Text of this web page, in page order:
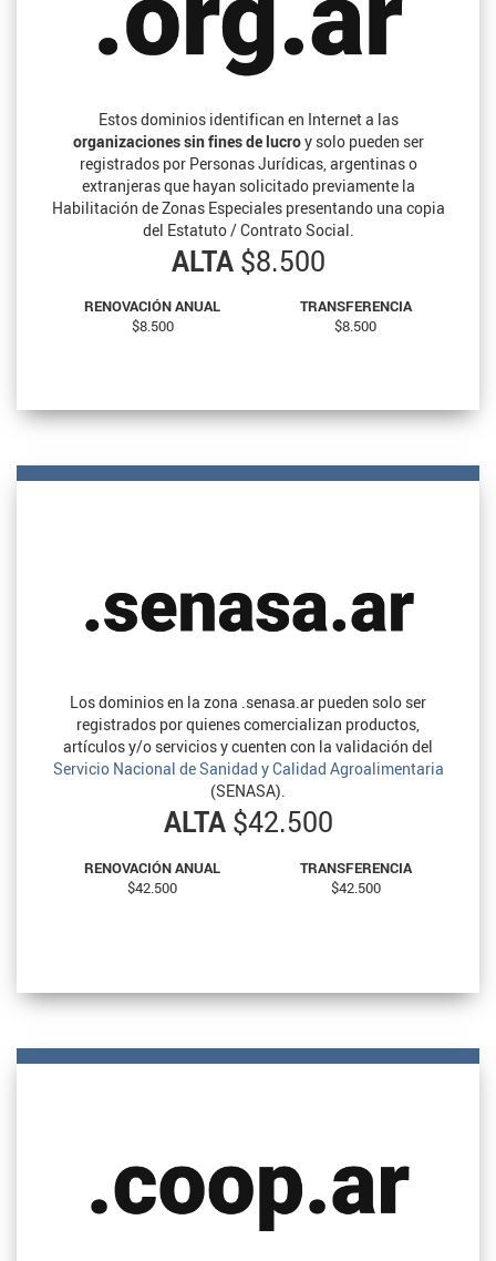
Estos dominios identifican en Internet a las
organizaciones sin fines de lucroy solo pueden ser
registrados por Personas Jurídicas, argentinas o
extranjeras que hayan solicitado previamente la
Habilitación de Zonas Especiales presentando una copia
del Estatuto / Contrato Social.
ALTA$8.500
RENOVACIÓN ANUAL
$8.500
TRANSFERENCIA
$8.500
Los dominios en la zona .senasa.ar pueden solo ser
registrados por quienes comercializan productos,
artículos y/o servicios y cuenten con la validación del
Servicio Nacional de Sanidad y Calidad Agroalimentaria
(SENASA).
ALTA$42.500
RENOVACIÓN ANUAL
$42.500
TRANSFERENCIA
$42.500